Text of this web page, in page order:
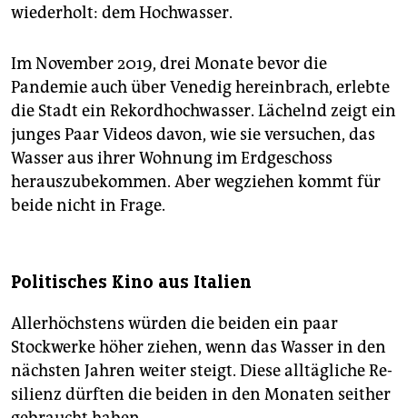
wiederholt: dem Hochwasser.
Im November 2019, drei Monate bevor die
Pandemie auch über Venedig hereinbrach, erlebte
die Stadt ein Rekordhochwasser. Lächelnd zeigt ein
junges Paar Videos davon, wie sie versuchen, das
Wasser aus ihrer Wohnung im Erdgeschoss
herauszubekommen. Aber wegziehen kommt für
beide nicht in Frage.
Politisches Kino aus Italien
Allerhöchstens würden die beiden ein paar
Stockwerke höher ziehen, wenn das Wasser in den
nächsten Jahren weiter steigt. Diese alltägliche Re­
silienz dürften die beiden in den Monaten seither